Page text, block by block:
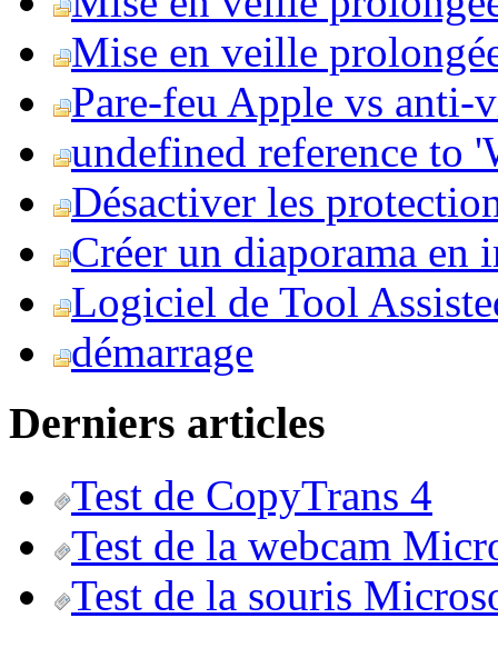
Mise en veille
Pare-feu Apple vs anti-
undefined reference to
Désactiver les
Créer un diaporama en
Logiciel de Tool
démarrage
Derniers articles
Test de CopyTrans 4
Test de la webcam
Test de la souris